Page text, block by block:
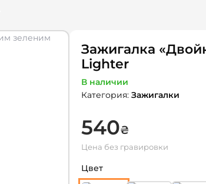
Зажигалка
Lighter
В наличии
Категория: Зажигалки
540₴
Цена без гравировки
Цвет